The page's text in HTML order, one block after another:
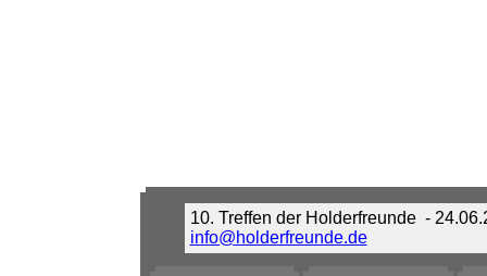
10. Treffen der Holderfreunde -
info@holderfreunde.de